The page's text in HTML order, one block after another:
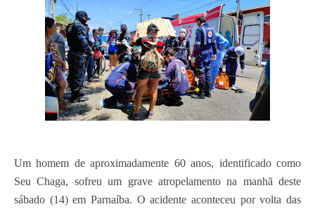
Um homem de aproximadamente 60 anos, identificado como
Seu Chaga, sofreu um grave atropelamento na manhã deste
sábado (14) em Parnaíba. O acidente aconteceu por volta das